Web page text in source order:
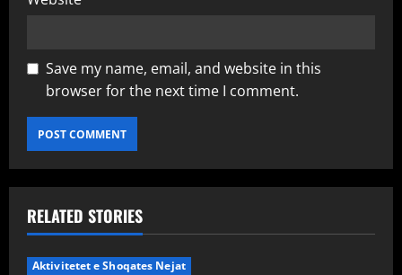
Save my name, email, and website in this
browser for the next time I comment.
RELATED STORIES
Aktivitetet e Shoqates Nejat